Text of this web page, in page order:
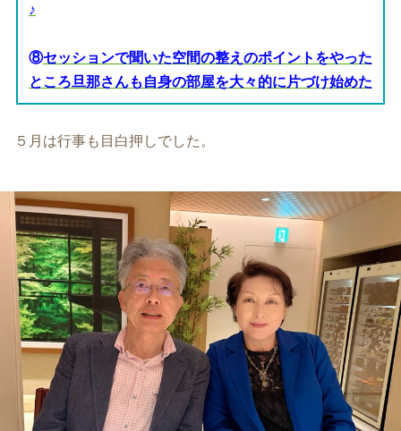
♪
⑧セッションで聞いた空間の整えのポイントをやった
ところ旦那さんも自身の部屋を大々的に片づけ始めた
５月は行事も目白押しでした。